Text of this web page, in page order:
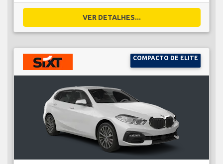
VER DETALHES...
COMPACTO DE ELITE